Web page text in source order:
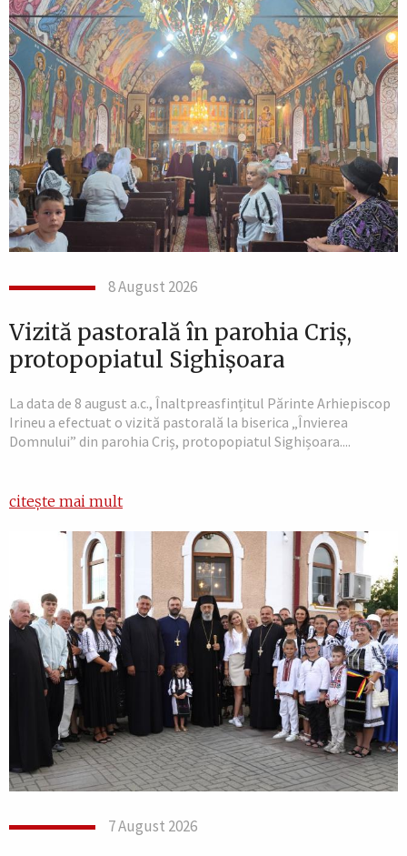
8 August 2026
Vizită pastorală în parohia Criș,
protopopiatul Sighișoara
La data de 8 august a.c., Înaltpreasfințitul Părinte Arhiepiscop
Irineu a efectuat o vizită pastorală la biserica „Învierea
Domnului” din parohia Criș, protopopiatul Sighișoara....
citește mai mult
7 August 2026